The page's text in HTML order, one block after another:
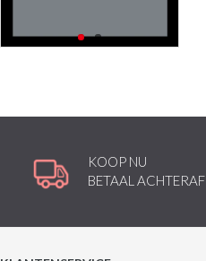
KOOP NU
BETAAL ACHTERAF